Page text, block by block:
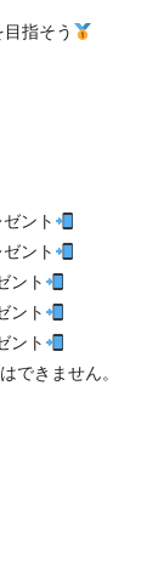
指そう
ント
ント
ント
ント
ント
できません。